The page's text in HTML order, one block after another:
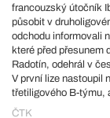
francouzský útočník
působit v
odchodu informovali
které před přesunem
Radotín, odehrál v
V první lize nastoupil
třetiligového B-týmu,
ČTK